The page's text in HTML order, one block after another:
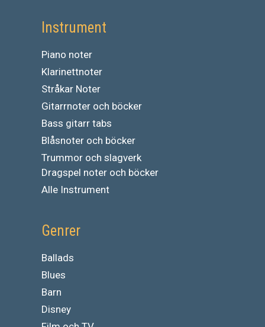
Instrument
Piano noter
Klarinettnoter
Stråkar Noter
Gitarrnoter och böcker
Bass gitarr tabs
Blåsnoter och böcker
Trummor och slagverk
Dragspel noter och böcker
Alle Instrument
Genrer
Ballads
Blues
Barn
Disney